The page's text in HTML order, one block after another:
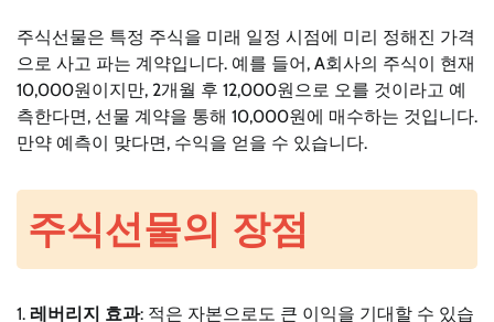
주식선물은 특정 주식을 미래 일정 시점에 미리 정해진 가격
으로 사고 파는 계약입니다. 예를 들어, A회사의 주식이 현재
10,000원이지만, 2개월 후 12,000원으로 오를 것이라고 예
측한다면, 선물 계약을 통해 10,000원에 매수하는 것입니다.
만약 예측이 맞다면, 수익을 얻을 수 있습니다.
주식선물의 장점
1. 레버리지 효과: 적은 자본으로도 큰 이익을 기대할 수 있습